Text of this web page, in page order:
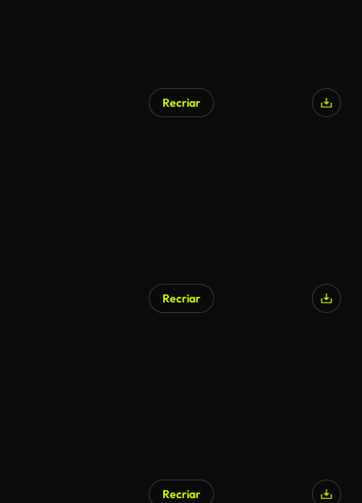
Recriar
Recriar
Recriar